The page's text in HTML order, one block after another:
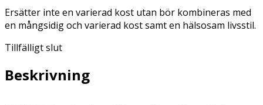
Ersätter inte en varierad kost utan bör kombineras med
en mångsidig och varierad kost samt en hälsosam livsstil.
Tillfälligt slut
Beskrivning